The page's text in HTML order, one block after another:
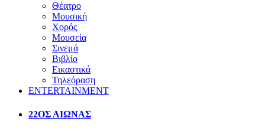
Θέατρο
Μουσική
Χορός
Μουσεία
Σινεμά
Βιβλίο
Εικαστικά
Τηλεόραση
ENTERTAINMENT
22ΟΣ ΑΙΩΝΑΣ